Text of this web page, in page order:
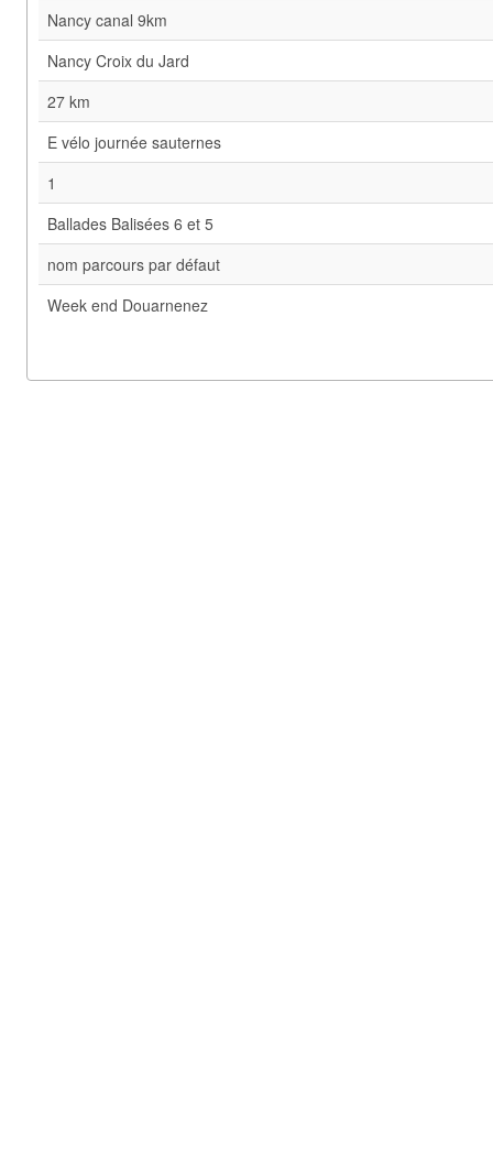
Nancy canal 9km
Nancy Croix du Jard
27 km
E vélo journée sauternes
1
Ballades Balisées 6 et 5
nom parcours par défaut
Week end Douarnenez